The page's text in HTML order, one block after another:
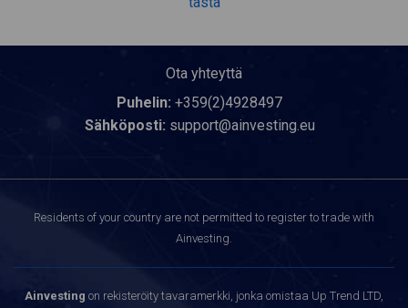
Ota yhteyttä
Puhelin: +359(2)4928497
Sähköposti: support@ainvesting.eu
Residents of your country are not permitted to register to trade with
Ainvesting.
Ainvesting on rekisteröity tavaramerkki, jonka omistaa Up Trend LTD,